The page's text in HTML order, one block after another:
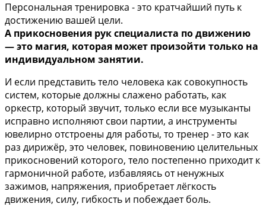
Персональная тренировка - это кратчайший путь к
достижению вашей цели.
А прикосновения рук специалиста по движению
— это магия, которая может произойти только на
индивидуальном занятии.
И если представить тело человека как совокупность
систем, которые должны слажено работать, как
оркестр, который звучит, только если все музыканты
исправно исполняют свои партии, а инструменты
ювелирно отстроены для работы, то тренер - это как
раз дирижёр, это человек, повиновению целительных
прикосновений которого, тело постепенно приходит к
гармоничной работе, избавляясь от ненужных
зажимов, напряжения, приобретает лёгкость
движения, силу, гибкость и побеждает боль.